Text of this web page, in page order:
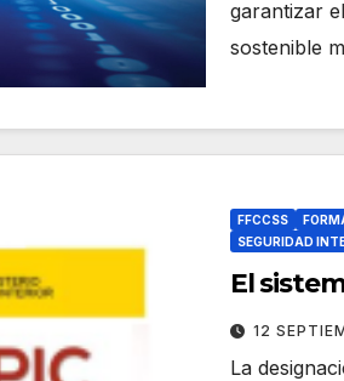
garantizar
sostenible
FFCCSS
SEGURIDAD
El
12
La